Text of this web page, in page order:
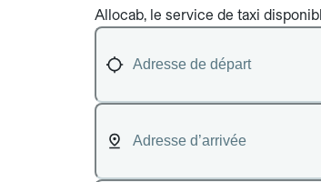
Allocab, le service de taxi